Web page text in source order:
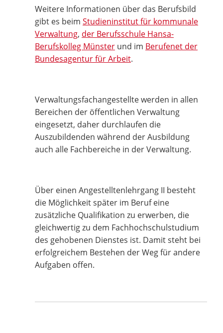
Weitere Informationen über das Berufsbild
gibt es beim Studieninstitut für kommunale
Verwaltung, der Berufsschule Hansa-
Berufskolleg Münster und im Berufenet der
Bundesagentur für Arbeit.
Verwaltungsfachangestellte werden in allen
Bereichen der öffentlichen Verwaltung
eingesetzt, daher durchlaufen die
Auszubildenden während der Ausbildung
auch alle Fachbereiche in der Verwaltung.
Über einen Angestelltenlehrgang II besteht
die Möglichkeit später im Beruf eine
zusätzliche Qualifikation zu erwerben, die
gleichwertig zu dem Fachhochschulstudium
des gehobenen Dienstes ist. Damit steht bei
erfolgreichem Bestehen der Weg für andere
Aufgaben offen.